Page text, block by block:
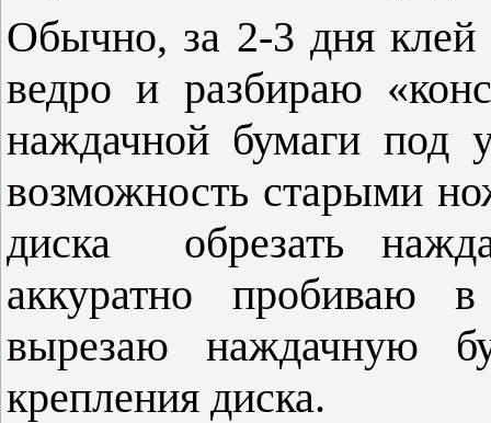
Обычно, за 2-3 дня
ведро и разбираю
наждачной бумаги под
возможность старыми
диска
обрезать
аккуратно пробиваю
вырезаю наждачную
крепления диска.